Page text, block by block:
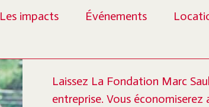
Les impacts Événements
Laissez La Fondation Marc
entreprise. Vous